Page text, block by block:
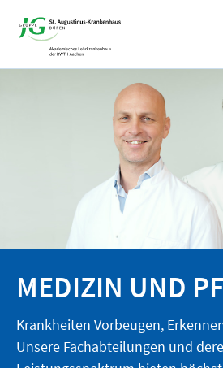
MEDIZIN UND
Krankheiten Vorbeugen,
Unsere Fachabteilungen und